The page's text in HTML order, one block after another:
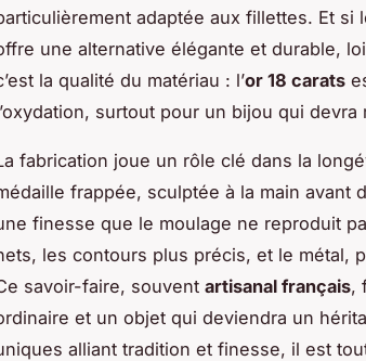
adaptée aux fillettes. Et si
une alternative élégante et durable,
la qualité du matériau : l’or 18 carats
surtout pour un bijou qui
fabrication joue un rôle clé dans la
frappée, sculptée à la main avant
finesse que le moulage ne reproduit
les contours plus précis, et le métal,
savoir-faire, souvent artisanal français,
et un objet qui deviendra un
alliant tradition et finesse, il est